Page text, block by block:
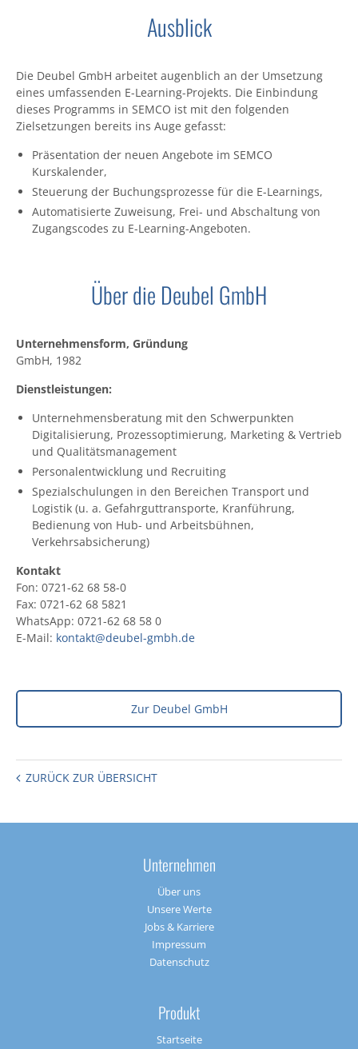
Ausblick
Die Deubel GmbH arbeitet augenblich an der Umsetzung
eines umfassenden E-Learning-Projekts. Die Einbindung
dieses Programms in SEMCO ist mit den folgenden
Zielsetzungen bereits ins Auge gefasst:
Präsentation der neuen Angebote im SEMCO
Kurskalender,
Steuerung der Buchungsprozesse für die E-Learnings,
Automatisierte Zuweisung, Frei- und Abschaltung von
Zugangscodes zu E-Learning-Angeboten.
Über die Deubel GmbH
Unternehmensform, Gründung
GmbH, 1982
Dienstleistungen:
Unternehmensberatung mit den Schwerpunkten
Digitalisierung, Prozessoptimierung, Marketing & Vertrieb
und Qualitätsmanagement
Personalentwicklung und Recruiting
Spezialschulungen in den Bereichen Transport und
Logistik (u. a. Gefahrguttransporte, Kranführung,
Bedienung von Hub- und Arbeitsbühnen,
Verkehrsabsicherung)
Kontakt
Fon: 0721-62 68 58-0
Fax: 0721-62 68 5821
WhatsApp: 0721-62 68 58 0
E-Mail: kontakt@deubel-gmbh.de
Zur Deubel GmbH
ZURÜCK ZUR ÜBERSICHT
Unternehmen
Über uns
Unsere Werte
Jobs & Karriere
Impressum
Datenschutz
Produkt
Startseite